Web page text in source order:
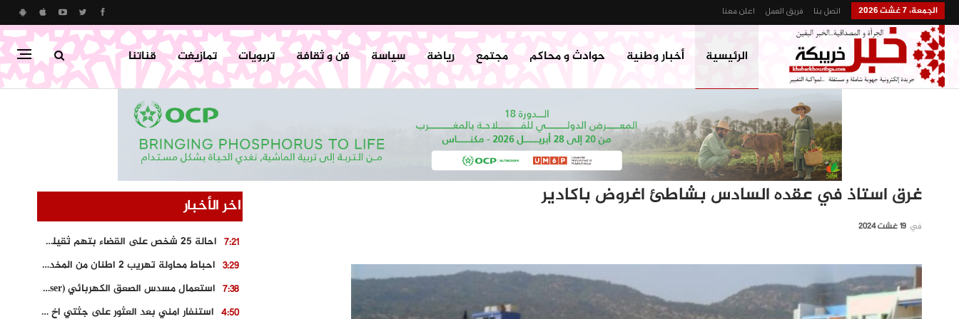
الجمعة، 7 غشت 2026 اتصل بنا فريق العمل اعلن معنا
الرئيسية أخبار وطنية حوادث و محاكم مجتمع رياضة سياسة فن و ثقافة تربويات تمازيغت قناتنا
غرق استاذ في عقده السادس بشاطئ اغروض باكادير
في 19 غشت 2024
اخر الأخبار
7:21
احالة 25 شخص على القضاء بتهم ثقيلة على خلفية احداث المناطق الشمالية
3:29
احباط محاولة تهريب 2 اطنان من المخدرات بتارودانت
7:38
استعمال مسدس الصعق الكهربائي (Taser) من اجل تحرير شابة محتجزة
4:50
استنفار امني بعد العثور على جثتي اخ و ابن صاحب مطعم اسماك مشهور بطنجة